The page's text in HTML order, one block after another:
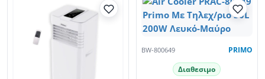
BW-800649 PRIMO
Διαθεσιμο